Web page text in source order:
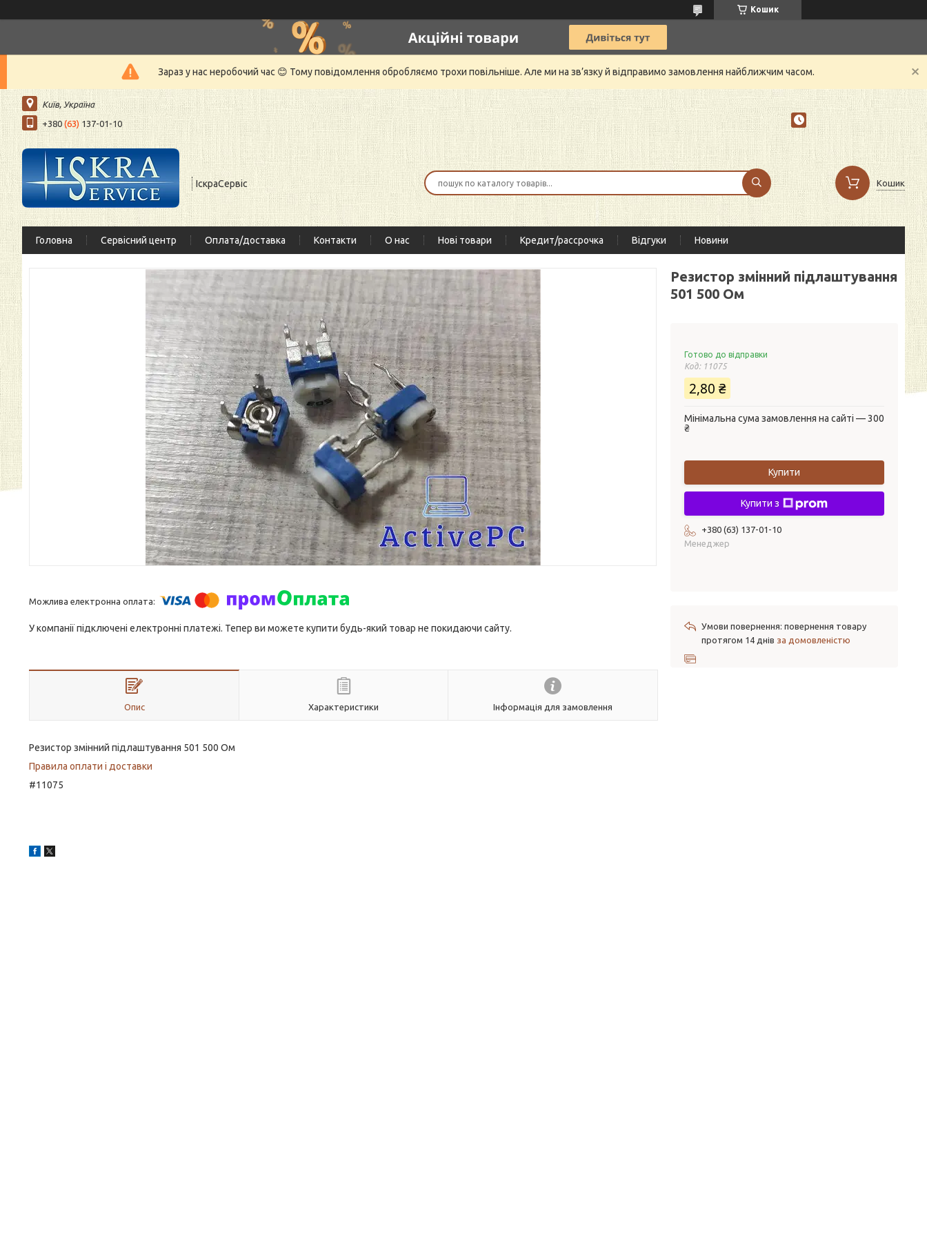
Кошик
Зараз у нас неробочий час 😊 Тому повідомлення обробляємо трохи повільніше. Але ми на зв’язку й відправимо замовлення найближчим часом.
Київ, Україна
+380 (63) 137-01-10
ІскраСервіс Кошик
Головна Сервісний центр Оплата/доставка Контакти О нас Нові товари Кредит/рассрочка Відгуки Новини
У компанії підключені електронні платежі. Тепер ви можете купити будь-який товар не покидаючи сайту.
Опис Характеристики Інформація для замовлення
Резистор змінний підлаштування 501 500 Ом
Правила оплати і доставки
#11075
Резистор змінний підлаштування
501 500 Ом
Готово до відправки
Код: 11075
2,80 ₴
Мінімальна сума замовлення на сайті — 300
₴
Купити
Купити з
+380 (63) 137-01-10
Менеджер
повернення товару
протягом 14 днів за домовленістю